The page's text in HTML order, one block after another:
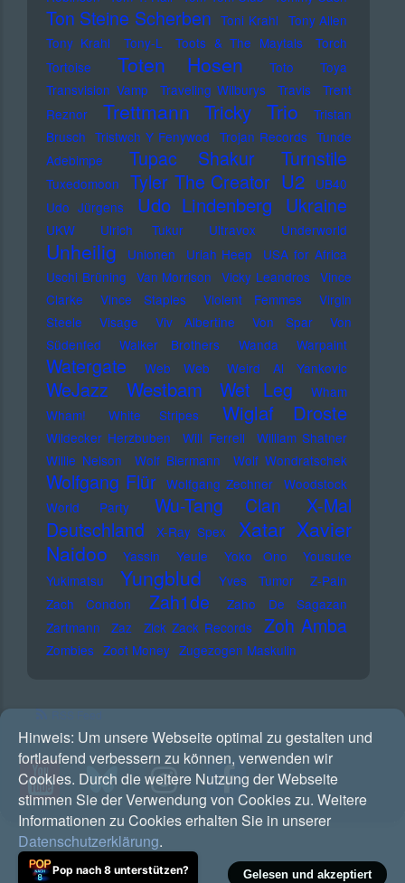
Ton Steine Scherben Toni Krahl Tony Allen
Tony Krahl
Tony-L Toots & The Maytals
Torch
Tortoise
Toten Hosen Toto
Toya
Transvision Vamp
Traveling Wilburys Travis
Trent
Reznor
Trettmann Tricky Trio
Tristan
Brusch Tristwch Y Fenywod Trojan Records Tunde
Adebimpe
Tupac Shakur Turnstile
Tuxedomoon Tyler The Creator U2
UB40
Udo Jürgens
Udo Lindenberg Ukraine
UKW Ulrich Tukur Ultravox Underworld
Unheilig Unionen Uriah Heep
USA for Africa
Uschi Brüning Van Morrison Vicky Leandros Vince
Clarke
Vince Staples Violent Femmes
Virgin
Steele
Visage Viv Albertine Von Spar
Von
Südenfed
Walker Brothers Wanda Warpaint
Watergate Web Web Weird Al Yankovic
WeJazz Westbam Wet Leg
Wham
Wham!
White Stripes Wiglaf Droste
Wildecker Herzbuben Will Ferrell
William Shatner
Willie Nelson
Wolf Biermann Wolf Wondratschek
Wolfgang Flür Wolfgang Zechner
Woodstock
World Party
Wu-Tang Clan
X-Mal
Deutschland
X-Ray Spex Xatar Xavier
Naidoo
Yassin Yeule Yoko Ono
Yousuke
Yukimatsu
Yungblud Yves Tumor
Z-Pain
Zach Condon
Zah1de
Zaho De Sagazan
Zartmann
Zaz Zick Zack Records Zoh Amba
Zombies Zoot Money Zugezogen Maskulin
Hinweis: Um unsere Webseite optimal zu gestalten und
fortlaufend verbessern zu können, verwenden wir
Cookies. Durch die weitere Nutzung der Webseite
stimmen Sie der Verwendung von Cookies zu. Weitere
Informationen zu Cookies erhalten Sie in unserer
Datenschutzerklärung.
Gelesen und akzeptiert
Pop nach 8 unterstützen?